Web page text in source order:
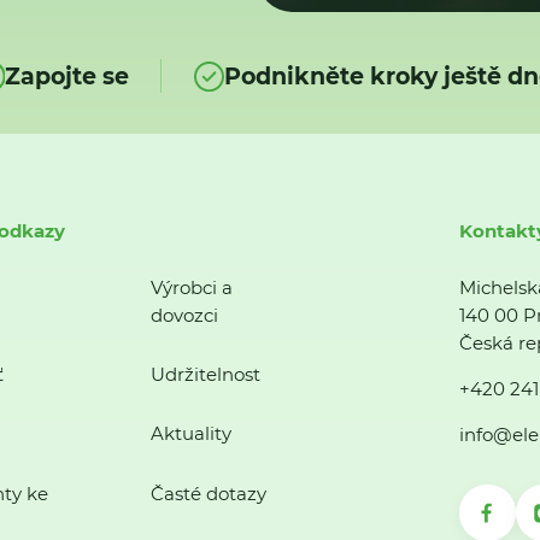
Zapojte se Podnikněte kroky ještě
Výrobci a
dovozci
Udržitelnost
Aktuality
ke Časté dotazy
140 00
Česká
+420